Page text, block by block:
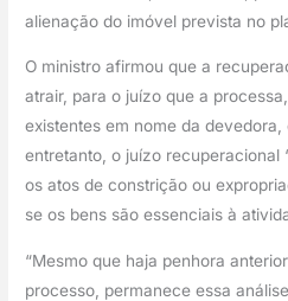
alienação do imóvel prevista no
O ministro afirmou que a
atrair, para o juízo que a
existentes em nome da
entretanto, o juízo recuperacional
os atos de constrição ou
se os bens são essenciais à
“Mesmo que haja penhora
processo, permanece essa